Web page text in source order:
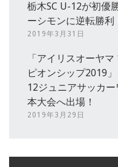
栃木SC U-12が初優
ーシモンに逆転勝利
2019年3月31日
「アイリスオーヤ
ピオンシップ2019
12ジュニアサッカー
本大会へ出場！
2019年3月29日